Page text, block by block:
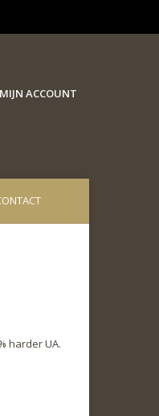
MIJN ACCOUNT
harder UA.